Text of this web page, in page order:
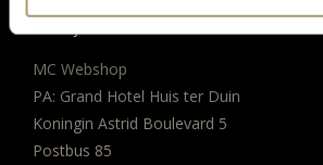
MC Webshop
PA: Grand Hotel Huis ter Duin
Koningin Astrid Boulevard 5
Postbus 85